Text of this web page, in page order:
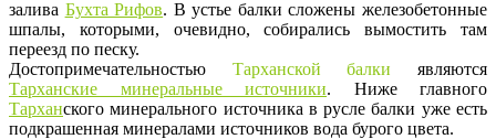
залива Бухта Рифов. В устье балки сложены железобетонные
шпалы, которыми, очевидно, собирались вымостить там
переезд по песку.
Достопримечательностью Тарханской балки являются
Тарханские минеральные источники. Ниже главного
Тарханского минерального источника в русле балки уже есть
подкрашенная минералами источников вода бурого цвета.